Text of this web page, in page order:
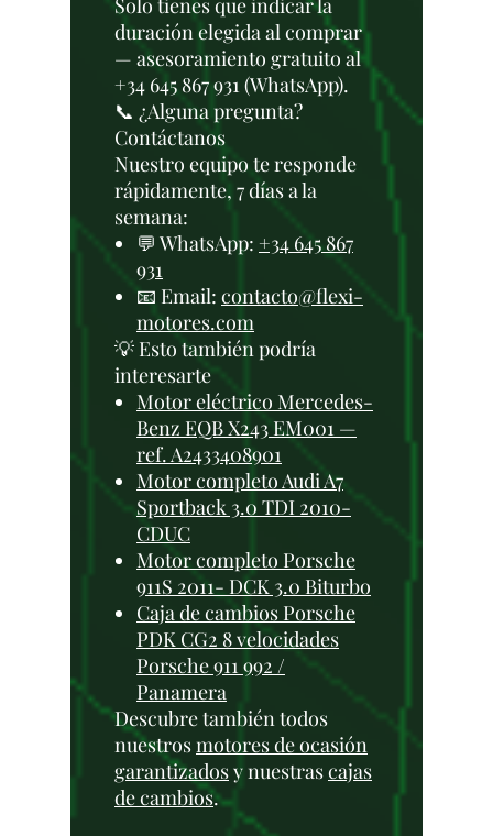
Solo tienes que indicar la
duración elegida al comprar
— asesoramiento gratuito al
+34 645 867 931 (WhatsApp).
📞 ¿Alguna pregunta?
Contáctanos
Nuestro equipo te responde
rápidamente, 7 días a la
semana:
💬 WhatsApp: +34 645 867
931
📧 Email: contacto@flexi-
motores.com
💡 Esto también podría
interesarte
Motor eléctrico Mercedes-
Benz EQB X243 EM001 —
ref. A2433408901
Motor completo Audi A7
Sportback 3.0 TDI 2010-
CDUC
Motor completo Porsche
911S 2011- DCK 3.0 Biturbo
Caja de cambios Porsche
PDK CG2 8 velocidades
Porsche 911 992 /
Panamera
Descubre también todos
nuestrosmotores de ocasión
garantizadosy nuestrascajas
de cambios.